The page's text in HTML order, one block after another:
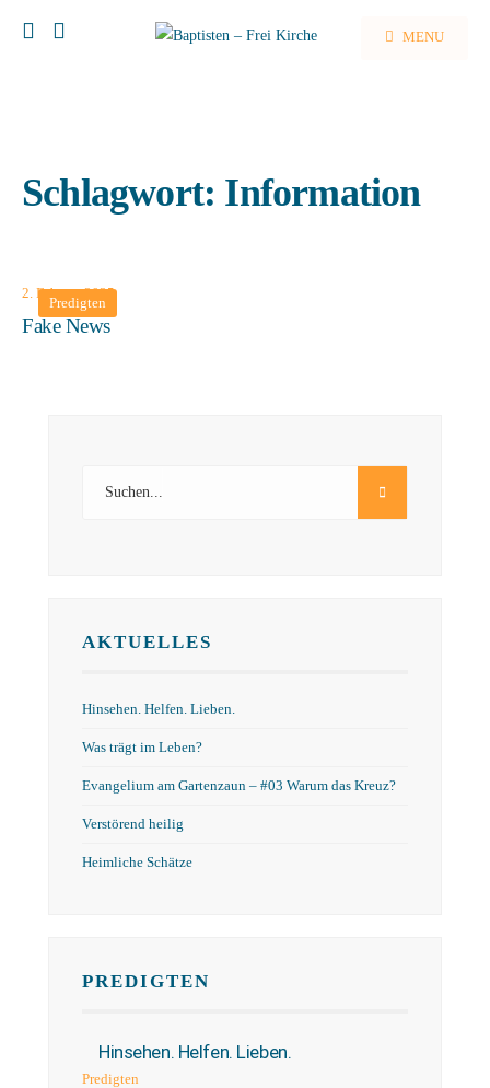
MENU
Schlagwort: Information
Predigten
2. Februar 2025
Fake News
AKTUELLES
Hinsehen. Helfen. Lieben.
Was trägt im Leben?
Evangelium am Gartenzaun – #03 Warum das Kreuz?
Verstörend heilig
Heimliche Schätze
PREDIGTEN
Hinsehen. Helfen. Lieben.
Predigten